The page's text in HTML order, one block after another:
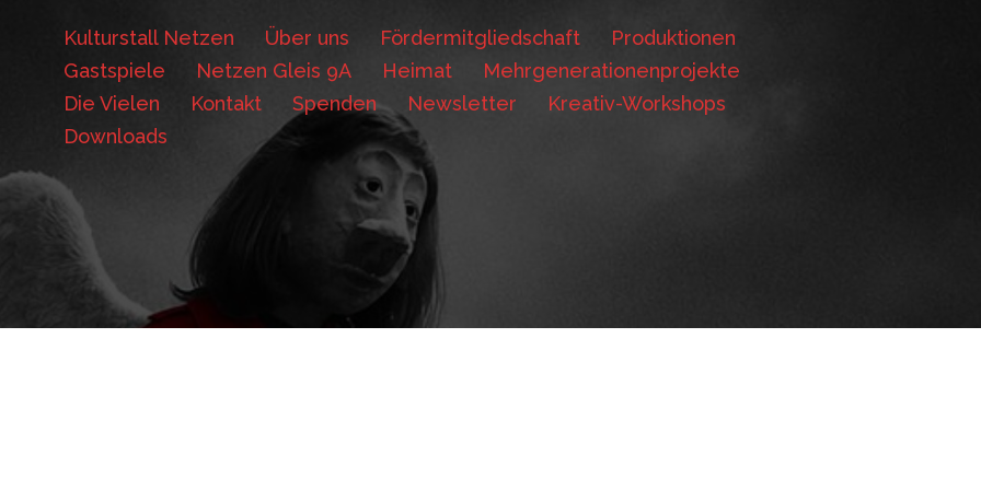
Kulturstall Netzen Über uns Fördermitgliedschaft
Produktionen
Gastspiele
Netzen Gleis 9A Heimat
Mehrgenerationenprojekte
Die Vielen
Kontakt Spenden Newsletter
Kreativ-Workshops
Downloads